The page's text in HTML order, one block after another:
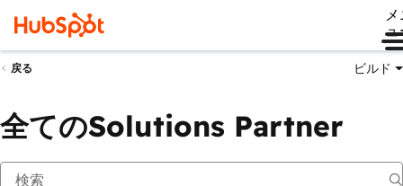
ュ
戻る ビルド
全てのSolutions Partner